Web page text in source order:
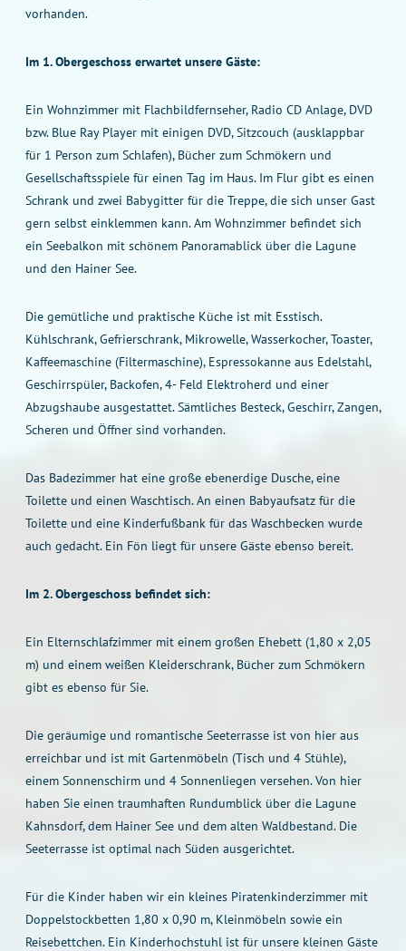
vorhanden.
Im 1. Obergeschoss erwartet unsere Gäste:
Ein Wohnzimmer mit Flachbildfernseher, Radio CD Anlage, DVD
bzw. Blue Ray Player mit einigen DVD, Sitzcouch (ausklappbar
für 1 Person zum Schlafen), Bücher zum Schmökern und
Gesellschaftsspiele für einen Tag im Haus. Im Flur gibt es einen
Schrank und zwei Babygitter für die Treppe, die sich unser Gast
gern selbst einklemmen kann. Am Wohnzimmer befindet sich
ein Seebalkon mit schönem Panoramablick über die Lagune
und den Hainer See.
Die gemütliche und praktische Küche ist mit Esstisch.
Kühlschrank, Gefrierschrank, Mikrowelle, Wasserkocher, Toaster,
Kaffeemaschine (Filtermaschine), Espressokanne aus Edelstahl,
Geschirrspüler, Backofen, 4- Feld Elektroherd und einer
Abzugshaube ausgestattet. Sämtliches Besteck, Geschirr, Zangen,
Scheren und Öffner sind vorhanden.
Das Badezimmer hat eine große ebenerdige Dusche, eine
Toilette und einen Waschtisch. An einen Babyaufsatz für die
Toilette und eine Kinderfußbank für das Waschbecken wurde
auch gedacht. Ein Fön liegt für unsere Gäste ebenso bereit.
Im 2. Obergeschoss befindet sich:
Ein Elternschlafzimmer mit einem großen Ehebett (1,80 x 2,05
m) und einem weißen Kleiderschrank, Bücher zum Schmökern
gibt es ebenso für Sie.
Die geräumige und romantische Seeterrasse ist von hier aus
erreichbar und ist mit Gartenmöbeln (Tisch und 4 Stühle),
einem Sonnenschirm und 4 Sonnenliegen versehen. Von hier
haben Sie einen traumhaften Rundumblick über die Lagune
Kahnsdorf, dem Hainer See und dem alten Waldbestand. Die
Seeterrasse ist optimal nach Süden ausgerichtet.
Für die Kinder haben wir ein kleines Piratenkinderzimmer mit
Doppelstockbetten 1,80 x 0,90 m, Kleinmöbeln sowie ein
Reisebettchen. Ein Kinderhochstuhl ist für unsere kleinen Gäste